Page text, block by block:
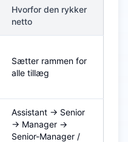
Hvorfor den rykker
netto
Sætter rammen for
alle tillæg
Assistant → Senior
→ Manager →
Senior-Manager /